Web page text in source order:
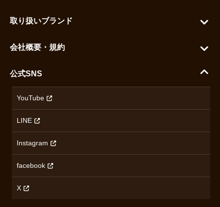
お気に入りを見る
ご利用ガイド
配送・送料について
ハラダの保証とアフターサービス
取り扱いブランド
セイコー
カシオ
オリエントスター
ロンジン
チューダー
会社概要・規約
沿革
プライバシーポリシー
無断転載・商用利用について
コンテンツ制作ポリシーおよび生成AIの利用指針
公式SNS
YouTube
LINE
Instagram
facebook
X